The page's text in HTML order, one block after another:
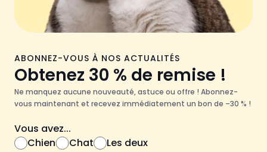
ABONNEZ-VOUS À NOS ACTUALITÉS
Obtenez 30 % de remise !
Ne manquez aucune nouveauté, astuce ou offre ! Abonnez-
vous maintenant et recevez immédiatement un bon de –30 % !
Vous avez...
Chien
Chat Les deux